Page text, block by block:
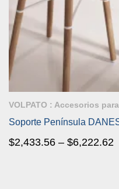
VOLPATO : Accesorios
Soporte Península
$2,433.56 – $6,222.62